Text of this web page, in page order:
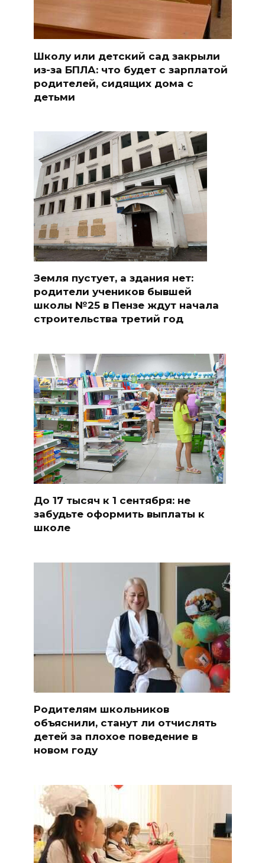
Школу или детский сад закрыли
из-за БПЛА: что будет с зарплатой
родителей, сидящих дома с
детьми
Земля пустует, а здания нет:
родители учеников бывшей
школы №25 в Пензе ждут начала
строительства третий год
До 17 тысяч к 1 сентября: не
забудьте оформить выплаты к
школе
Родителям школьников
объяснили, станут ли отчислять
детей за плохое поведение в
новом году